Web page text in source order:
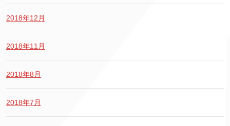
2018年12月
2018年11月
2018年8月
2018年7月